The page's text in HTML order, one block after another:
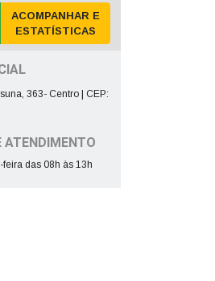
ACOMPANHAR E
ESTATÍSTICAS
363- Centro | CEP:
ATENDIMENTO
das 08h às 13h